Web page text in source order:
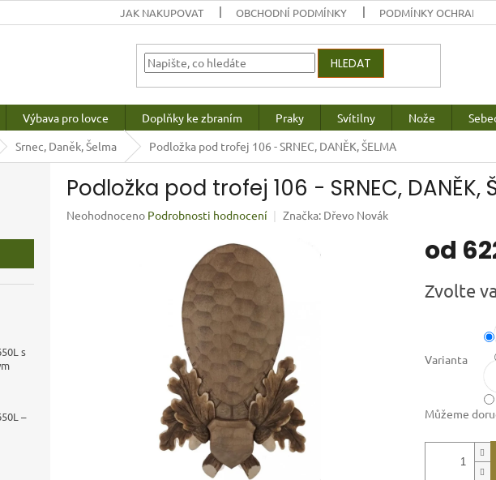
JAK NAKUPOVAT OBCHODNÍ PODMÍNKY PODMÍNKY OCHRANY
HLEDAT
Výbava pro lovce Doplňky ke zbraním Praky Svítilny Nože
Srnec, Daněk, Šelma Podložka pod trofej 106 - SRNEC, DANĚK, ŠELMA
s
–
Podložka pod trofej 106 - SRNEC, DANĚK,
Průměrné
Neohodnoceno Podrobnosti hodnocení Značka: Dřevo Novák
od
cena:
Zvolte
Varianta
Můžeme